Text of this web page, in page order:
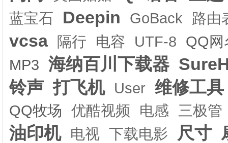
蓝宝石 Deepin GoBack 路由
vcsa 隔行 电容 UTF-8
QQ网
MP3 海纳百川下载器
铃声 打飞机 User 维修工具
QQ牧场 优酷视频 电感 三极管
油印机 电视 下载电影 尺寸